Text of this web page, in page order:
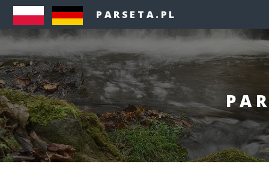
PARSETA.PL